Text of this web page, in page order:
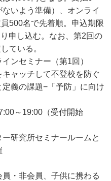
いよう準備）、オンライ
500名で先着順。申込期限
申し込む。なお、第2回の
ている。
ンセミナー（第1回）
キャッチして不登校を防ぐ
義の課題−「予防」に向け
～19:00（受付開始
研究所セミナールームと
・非会員、子供に携わる